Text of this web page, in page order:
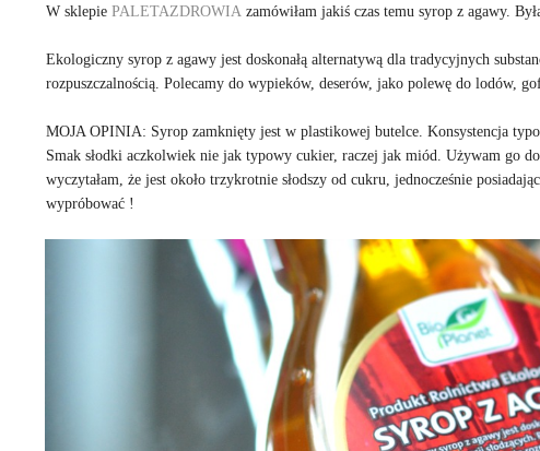
W sklepie PALETAZDROWIA zamówiłam jakiś czas temu syrop z agawy.
Ekologiczny syrop z agawy jest doskonałą alternatywą dla tradycyjnych
rozpuszczalnością. Polecamy do wypieków, deserów, jako polewę do lodów,
MOJA OPINIA: Syrop zamknięty jest w plastikowej butelce. Konsystencja
Smak słodki aczkolwiek nie jak typowy cukier, raczej jak miód. Używam go
wyczytałam, że jest około trzykrotnie słodszy od cukru, jednocześnie
wypróbować !